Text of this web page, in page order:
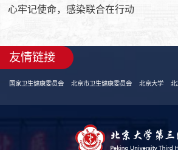
心牢记使命，感染联合在行动
友情链接
国家卫生健康委员会 北京市卫生健康委员会 北京大学 北